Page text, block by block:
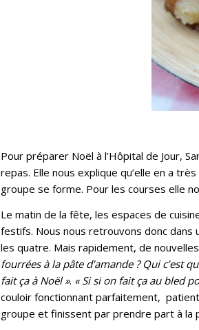
Pour préparer Noël à l’Hôpital de Jour,
repas. Elle nous explique qu’elle en a
groupe se forme. Pour les courses elle
Le matin de la fête, les espaces de
festifs. Nous nous retrouvons donc
les quatre. Mais rapidement, de
fourrées à la pâte d’amande ? Qui c’est
fait ça à Noël ». « Si si on fait ça au bled
couloir fonctionnant parfaitement,
groupe et finissent par prendre part à la